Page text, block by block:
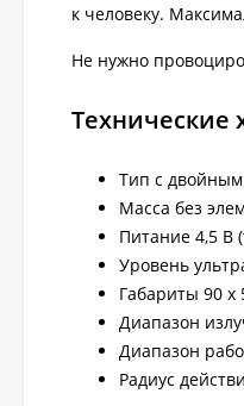
к человеку.
Не нужно
Технические
Тип с
Масса без
Питание 4,5 В
Уровень
Габариты 90 x
Диапазон
Диапазон
Радиус